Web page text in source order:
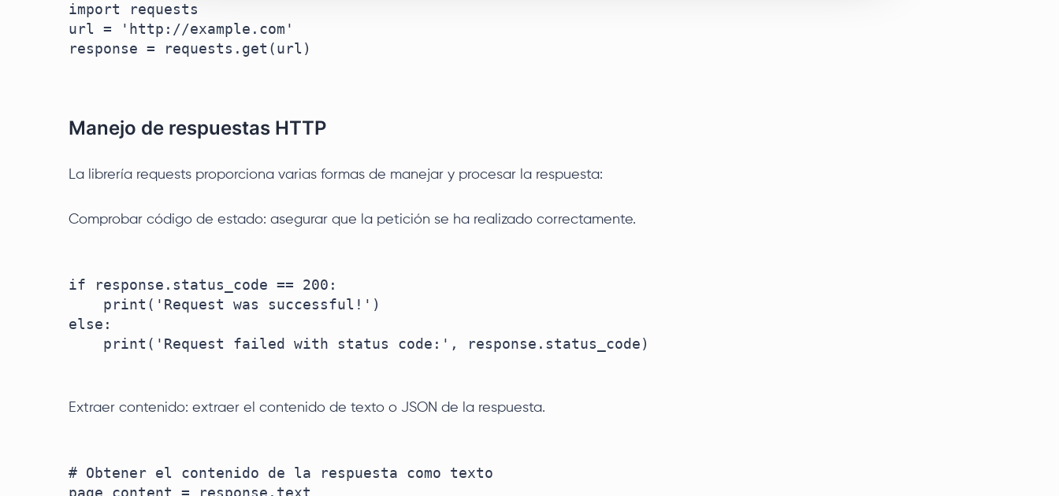
import requests
url = 'http://example.com'
response = requests.get(url)
Manejo de respuestas HTTP
La librería requests proporciona varias formas de manejar y procesar la respuesta:
Comprobar código de estado: asegurar que la petición se ha realizado correctamente.
if response.status_code == 200:
else:
Extraer contenido: extraer el contenido de texto o JSON de la respuesta.
# Obtener el contenido de la respuesta como texto
page_content = response.text